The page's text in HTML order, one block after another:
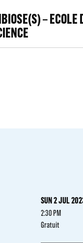
– ECOLE
SUN 2 JUL
2:30 PM
Gratuit